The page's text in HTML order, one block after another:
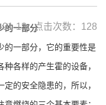
的一部分
的一部分，它的重要性是
各样的产生霍的设备，
的安全隐患的，所以，
01-13 点击次数：128